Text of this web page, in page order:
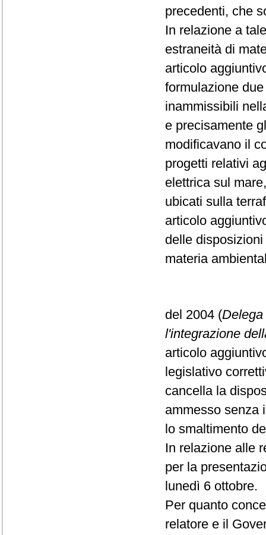
precedenti, che
In relazione a
estraneità di
articolo
formulazione
inammissibili
e precisamente
modificavano il
progetti relativi
elettrica sul
ubicati sulla
articolo
delle
materia
del 2004 (
l'integrazione
articolo
legislativo
cancella la
ammesso senza
lo smaltimento
In relazione alle
per la
lunedì 6 ottobre.
Per quanto
relatore e il